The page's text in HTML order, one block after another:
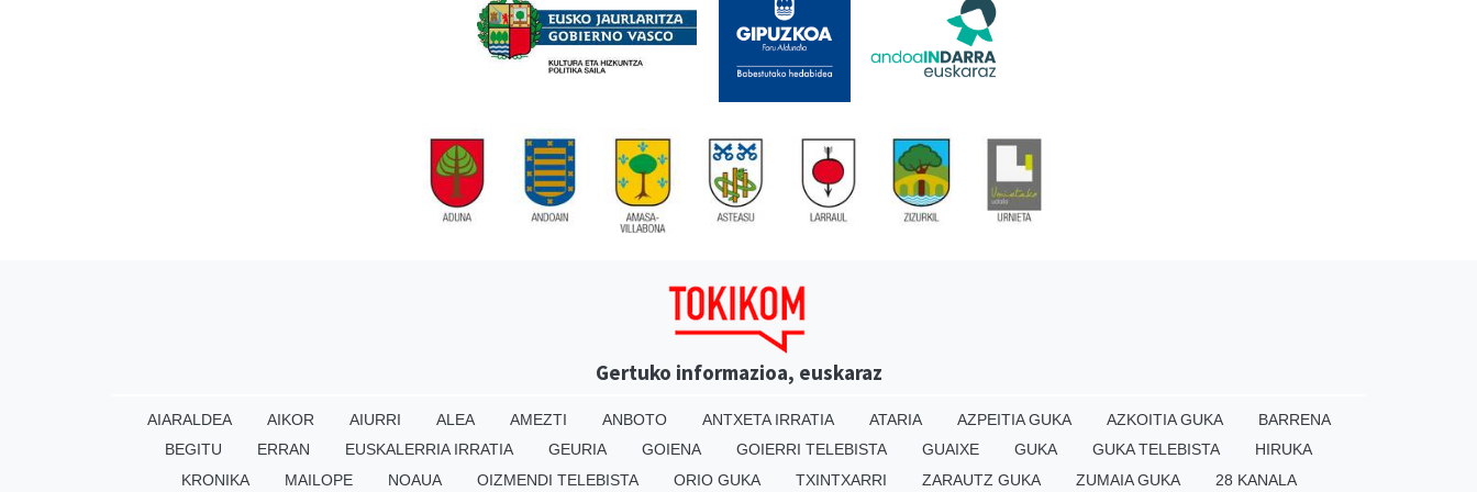
Gertuko informazioa, euskaraz
AIARALDEA AIKOR AIURRI ALEA AMEZTI ANBOTO ANTXETA IRRATIA ATARIA AZPEITIA GUKA AZKOITIA GUKA
BARRENA
BEGITU
ERRAN EUSKALERRIA IRRATIA GEURIA GOIENA GOIERRI TELEBISTA GUAIXE GUKA GUKA TELEBISTA
HIRUKA
KRONIKA
MAILOPE NOAUA OIZMENDI TELEBISTA ORIO GUKA TXINTXARRI ZARAUTZ GUKA ZUMAIA GUKA 28 KANALA